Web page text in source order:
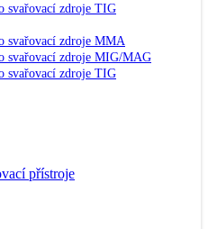
svařovací zdroje TIG
svařovací zdroje MMA
svařovací zdroje MIG/MAG
svařovací zdroje TIG
přístroje